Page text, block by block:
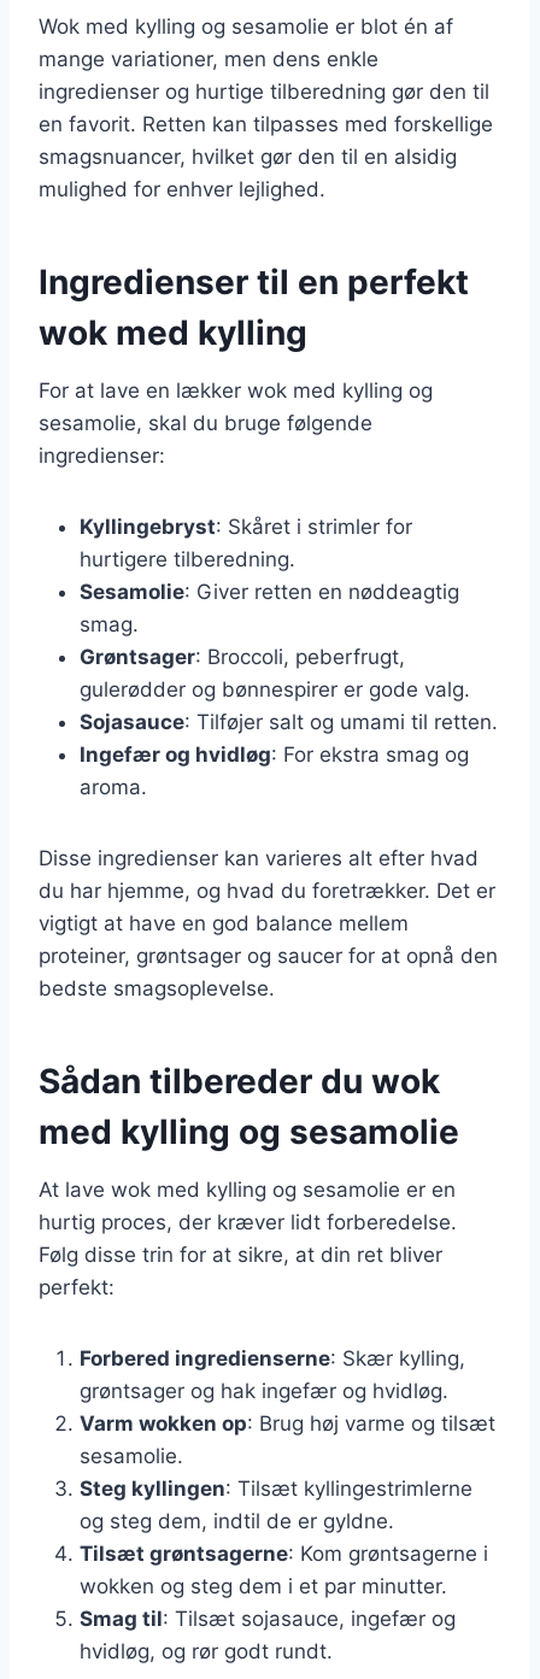
Wok med kylling og sesamolie er blot én af
mange variationer, men dens enkle
ingredienser og hurtige tilberedning gør den til
en favorit. Retten kan tilpasses med forskellige
smagsnuancer, hvilket gør den til en alsidig
mulighed for enhver lejlighed.
Ingredienser til en perfekt
wok med kylling
For at lave en lækker wok med kylling og
sesamolie, skal du bruge følgende
ingredienser:
Kyllingebryst: Skåret i strimler for
hurtigere tilberedning.
Sesamolie: Giver retten en nøddeagtig
smag.
Grøntsager: Broccoli, peberfrugt,
gulerødder og bønnespirer er gode valg.
Sojasauce: Tilføjer salt og umami til retten.
Ingefær og hvidløg: For ekstra smag og
aroma.
Disse ingredienser kan varieres alt efter hvad
du har hjemme, og hvad du foretrækker. Det er
vigtigt at have en god balance mellem
proteiner, grøntsager og saucer for at opnå den
bedste smagsoplevelse.
Sådan tilbereder du wok
med kylling og sesamolie
At lave wok med kylling og sesamolie er en
hurtig proces, der kræver lidt forberedelse.
Følg disse trin for at sikre, at din ret bliver
perfekt:
Forbered ingredienserne: Skær kylling,
grøntsager og hak ingefær og hvidløg.
Varm wokken op: Brug høj varme og tilsæt
sesamolie.
Steg kyllingen: Tilsæt kyllingestrimlerne
og steg dem, indtil de er gyldne.
Tilsæt grøntsagerne: Kom grøntsagerne i
wokken og steg dem i et par minutter.
Smag til: Tilsæt sojasauce, ingefær og
hvidløg, og rør godt rundt.